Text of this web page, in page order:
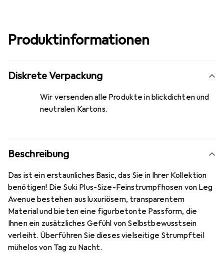
Produktinformationen
Diskrete Verpackung
Wir versenden alle Produkte in blickdichten und
neutralen Kartons.
Beschreibung
Das ist ein erstaunliches Basic, das Sie in Ihrer Kollektion
benötigen! Die Suki Plus-Size-Feinstrumpfhosen von Leg
Avenue bestehen aus luxuriösem, transparentem
Material und bieten eine figurbetonte Passform, die
Ihnen ein zusätzliches Gefühl von Selbstbewusstsein
verleiht. Überführen Sie dieses vielseitige Strumpfteil
mühelos von Tag zu Nacht.